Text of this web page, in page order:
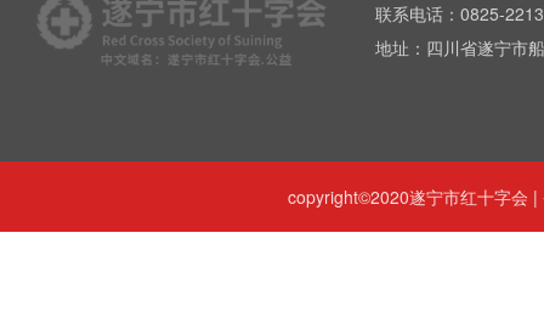
联系电话：0825-
地址：四川省遂宁市
copyright©2020遂宁市红十字会 |